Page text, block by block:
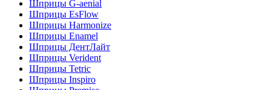
Шприцы G-aenial
Шприцы EsFlow
Шприцы Harmonize
Шприцы Enamel
Шприцы ДентЛайт
Шприцы Verident
Шприцы Tetric
Шприцы Inspiro